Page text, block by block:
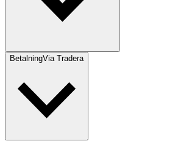
BetalningVia Tradera